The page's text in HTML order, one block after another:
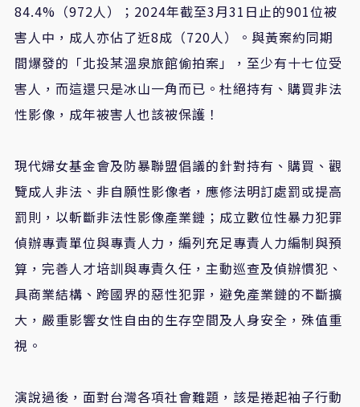
84.4%（972人）；2024年截至3月31日止的901位被
害人中，成人亦佔了近8成（720人）。與黃案約同期
間爆發的「北投某溫泉旅館偷拍案」，至少有十七位受
害人，而這還只是冰山一角而已。杜絕持有、購買非法
性影像，成年被害人也該被保護！
現代婦女基金會及防暴聯盟倡議的針對持有、購買、觀
覽成人非法、非自願性影像者，應修法明訂處罰或提高
罰則，以斬斷非法性影像產業鏈；成立數位性暴力犯罪
偵辦專責單位與專責人力，編列充足專責人力編制與預
算，完善人才培訓與專責久任，主動巡查及偵辦慣犯、
具商業結構、跨國界的惡性犯罪，避免產業鏈的不斷擴
大，嚴重影響女性自由的生存空間及人身安全，殊值重
視。
演說過後，面對台灣各項社會難題，該是捲起袖子行動